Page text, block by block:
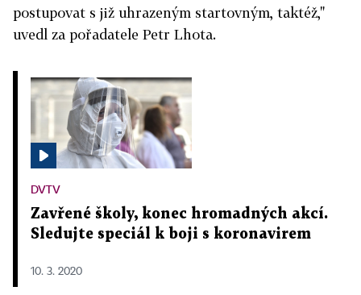
postupovat s již uhrazeným startovným, taktéž,"
uvedl za pořadatele Petr Lhota.
DVTV
Zavřené školy, konec hromadných akcí.
Sledujte speciál k boji s koronavirem
10. 3. 2020